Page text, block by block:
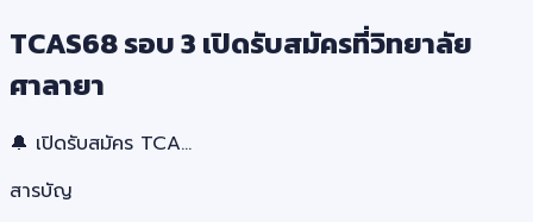
TCAS68 รอบ 3 เปิดรับสมัครที่วิทยาลัย
ศาลายา
🔔 เปิดรับสมัคร TCA…
สารบัญ